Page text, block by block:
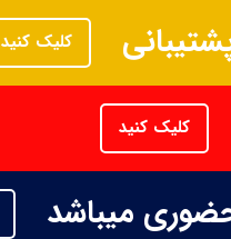
کلیک کنید
کلیک کنید
میباشد